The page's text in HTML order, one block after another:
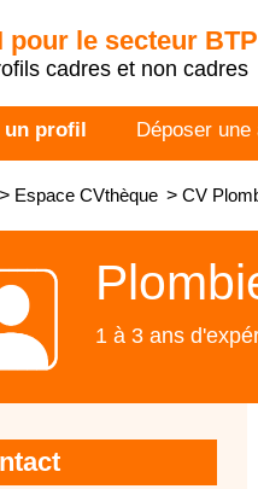
pour le secteur BTP
cadres et non cadres
un profil Déposer une
> Espace CVthèque > CV
1 à 3 ans